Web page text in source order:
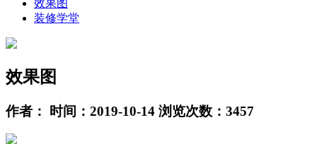
效果图
装修学堂
效果图
作者： 时间：2019-10-14 浏览次数：3457